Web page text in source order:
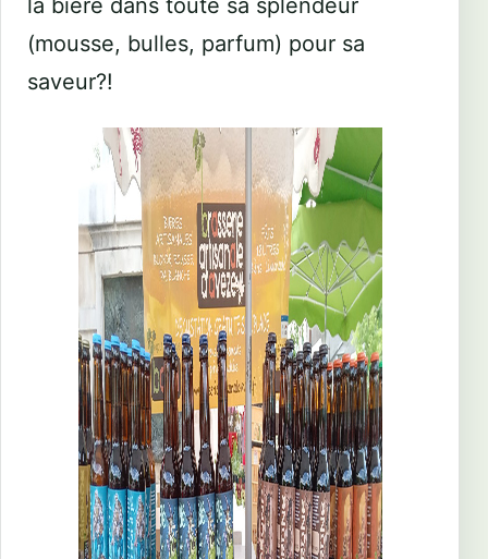
la bière dans toute sa splendeur
(mousse, bulles, parfum) pour sa
saveur?!